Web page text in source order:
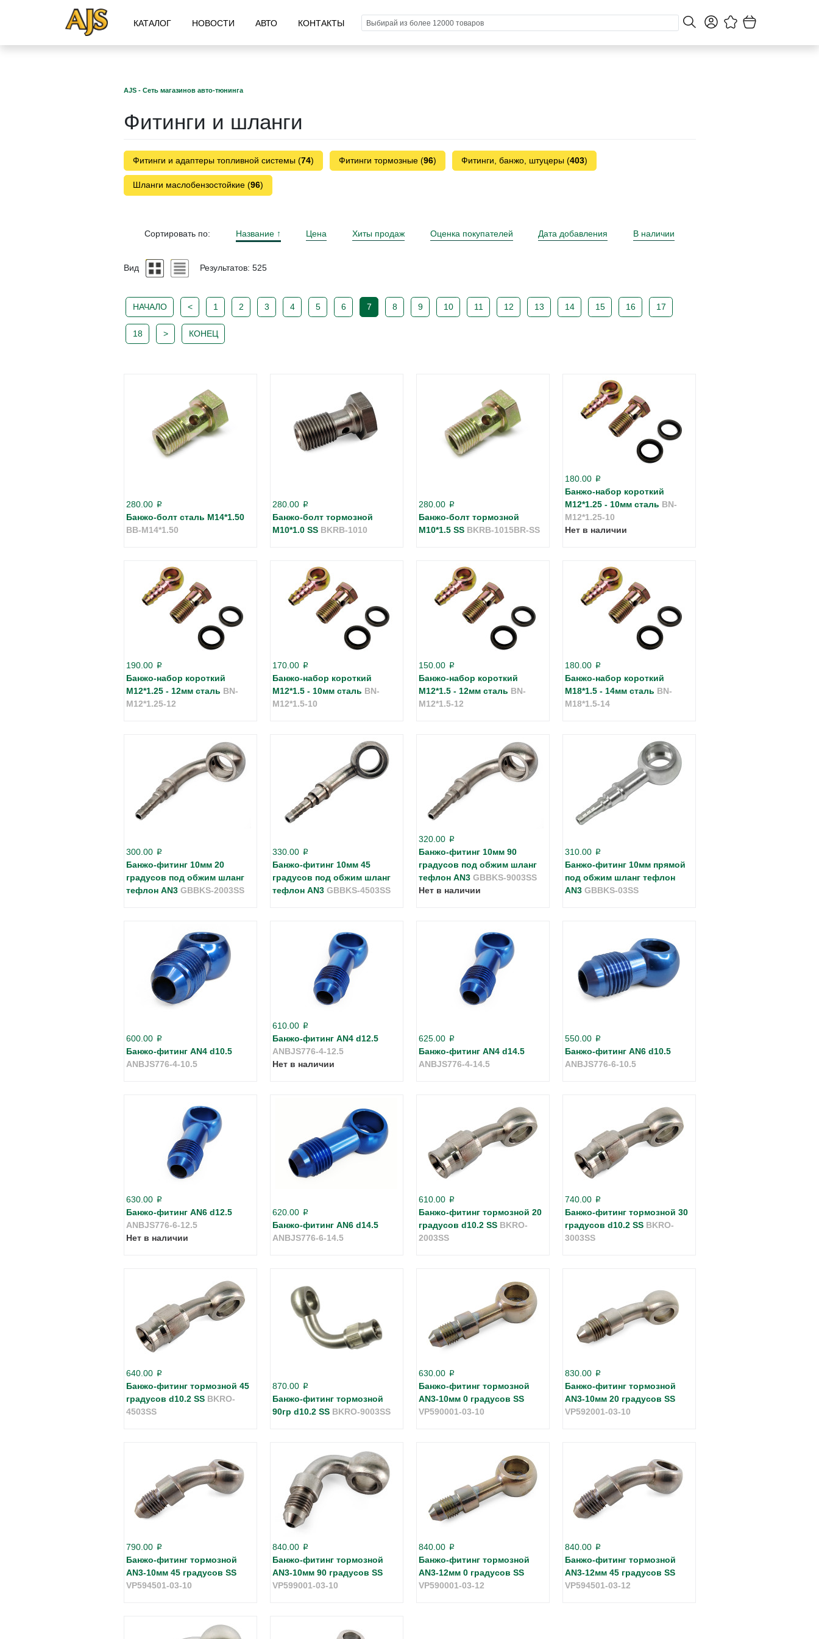
КАТАЛОГ НОВОСТИ АВТО КОНТАКТЫ
AJS - Сеть магазинов авто-тюнинга
Фитинги и шланги
Фитинги и адаптеры топливной системы (74) Фитинги тормозные (96) Фитинги, банжо, штуцеры (403)
Шланги маслобензостойкие (96)
Сортировать по: Название Цена Хиты продаж Оценка покупателей Дата добавления В наличии
Вид Результатов: 525
НАЧАЛО < 1 2 3 4 5 6 7 8 9 10 11 12 13 14 15 16 17
18 > КОНЕЦ
280.00 p
Банжо-болт сталь М14*1.50
BB-M14*1.50
280.00 p
Банжо-болт тормозной
М10*1.0 SS BKRB-1010
280.00 p
Банжо-болт тормозной
М10*1.5 SS BKRB-1015BR-SS
180.00 p
Банжо-набор короткий
М12*1.25 - 10мм сталь BN-
M12*1.25-10
Нет в наличии
190.00 p
Банжо-набор короткий
М12*1.25 - 12мм сталь BN-
M12*1.25-12
170.00 p
Банжо-набор короткий
М12*1.5 - 10мм сталь BN-
M12*1.5-10
150.00 p
Банжо-набор короткий
М12*1.5 - 12мм сталь BN-
M12*1.5-12
180.00 p
Банжо-набор короткий
М18*1.5 - 14мм сталь BN-
M18*1.5-14
300.00 p
Банжо-фитинг 10мм 20
градусов под обжим шланг
тефлон AN3 GBBKS-2003SS
330.00 p
Банжо-фитинг 10мм 45
градусов под обжим шланг
тефлон AN3 GBBKS-4503SS
320.00 p
Банжо-фитинг 10мм 90
градусов под обжим шланг
тефлон AN3 GBBKS-9003SS
Нет в наличии
310.00 p
Банжо-фитинг 10мм прямой
под обжим шланг тефлон
AN3 GBBKS-03SS
600.00 p
Банжо-фитинг AN4 d10.5
ANBJS776-4-10.5
610.00 p
Банжо-фитинг AN4 d12.5
ANBJS776-4-12.5
Нет в наличии
625.00 p
Банжо-фитинг AN4 d14.5
ANBJS776-4-14.5
550.00 p
Банжо-фитинг AN6 d10.5
ANBJS776-6-10.5
630.00 p
Банжо-фитинг AN6 d12.5
ANBJS776-6-12.5
Нет в наличии
620.00 p
Банжо-фитинг AN6 d14.5
ANBJS776-6-14.5
610.00 p
Банжо-фитинг тормозной 20
градусов d10.2 SS BKRO-
2003SS
740.00 p
Банжо-фитинг тормозной 30
градусов d10.2 SS BKRO-
3003SS
640.00 p
Банжо-фитинг тормозной 45
градусов d10.2 SS BKRO-
4503SS
870.00 p
Банжо-фитинг тормозной
90гр d10.2 SS BKRO-9003SS
630.00 p
Банжо-фитинг тормозной
AN3-10мм 0 градусов SS
VP590001-03-10
830.00 p
Банжо-фитинг тормозной
AN3-10мм 20 градусов SS
VP592001-03-10
790.00 p
Банжо-фитинг тормозной
AN3-10мм 45 градусов SS
VP594501-03-10
840.00 p
Банжо-фитинг тормозной
AN3-10мм 90 градусов SS
VP599001-03-10
840.00 p
Банжо-фитинг тормозной
AN3-12мм 0 градусов SS
VP590001-03-12
840.00 p
Банжо-фитинг тормозной
AN3-12мм 45 градусов SS
VP594501-03-12